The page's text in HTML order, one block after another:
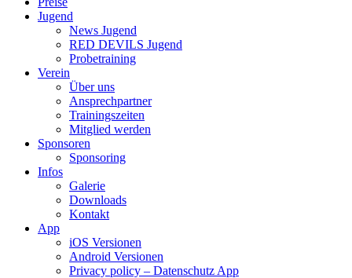
Jugend
News Jugend
RED DEVILS Jugend
Probetraining
Verein
Über uns
Ansprechpartner
Trainingszeiten
Mitglied werden
Sponsoren
Sponsoring
Infos
Galerie
Downloads
Kontakt
App
iOS Versionen
Android Versionen
Privacy policy – Datenschutz App